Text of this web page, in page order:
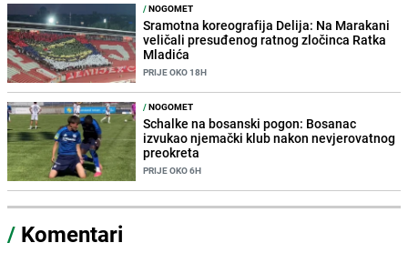
/NOGOMET
Sramotna koreografija Delija: Na Marakani
veličali presuđenog ratnog zločinca Ratka
Mladića
PRIJE OKO 18H
/NOGOMET
Schalke na bosanski pogon: Bosanac
izvukao njemački klub nakon nevjerovatnog
preokreta
PRIJE OKO 6H
/ Komentari